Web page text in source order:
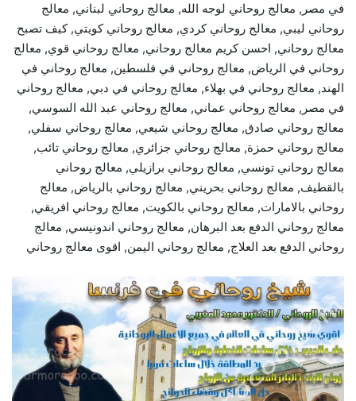
في مصر, معالج روحاني لوجه الله, معالج روحاني لبناني, معالج
روحاني ليبي, معالج روحاني كردي, معالج روحاني كويتي, كيف تصبح
معالج روحاني, احسن كريم معالج روحاني, معالج روحاني قوي, معالج
روحاني في الرياض, معالج روحاني في فلسطين, معالج روحاني في
الهند, معالج روحاني في بهلاء, معالج روحاني في دبي, معالج روحاني
في مصر, معالج روحاني عماني, معالج روحاني عبد الله السوسي,
معالج روحاني صادق, معالج روحاني شيعي, معالج روحاني سفلي,
معالج روحاني حمزة, معالج روحاني جزائري, معالج روحاني تائب,
معالج روحاني تونسي, معالج روحاني برازيلي, معالج روحاني
بالقطيف, معالج روحاني بحريني, معالج روحاني بالرياض, معالج
روحاني بالامارات, معالج روحاني بالكويت, معالج روحاني افريقي,
معالج روحاني الدفع بعد البرهان, معالج روحاني اندونيسي, معالج
روحاني الدفع بعد العلاج, معالج روحاني اليمن, اقوى معالج روحاني